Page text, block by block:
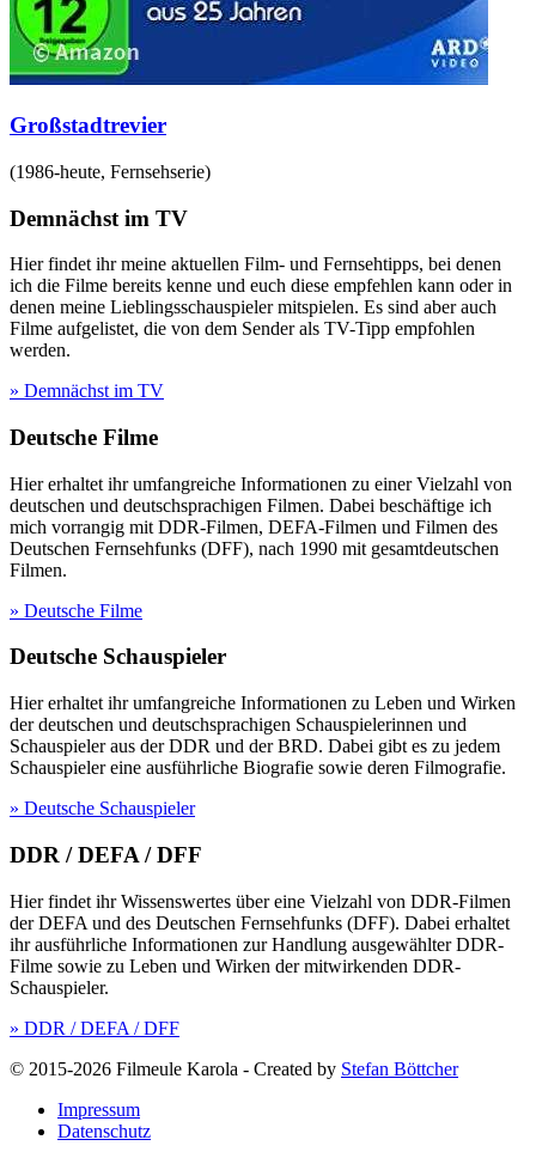
Großstadtrevier
(1986-heute, Fernsehserie)
Demnächst im TV
Hier findet ihr meine aktuellen Film- und Fernsehtipps, bei denen
ich die Filme bereits kenne und euch diese empfehlen kann oder in
denen meine Lieblingsschauspieler mitspielen. Es sind aber auch
Filme aufgelistet, die von dem Sender als TV-Tipp empfohlen
werden.
» Demnächst im TV
Deutsche Filme
Hier erhaltet ihr umfangreiche Informationen zu einer Vielzahl von
deutschen und deutschsprachigen Filmen. Dabei beschäftige ich
mich vorrangig mit DDR-Filmen, DEFA-Filmen und Filmen des
Deutschen Fernsehfunks (DFF), nach 1990 mit gesamtdeutschen
Filmen.
» Deutsche Filme
Deutsche Schauspieler
Hier erhaltet ihr umfangreiche Informationen zu Leben und Wirken
der deutschen und deutschsprachigen Schauspielerinnen und
Schauspieler aus der DDR und der BRD. Dabei gibt es zu jedem
Schauspieler eine ausführliche Biografie sowie deren Filmografie.
» Deutsche Schauspieler
DDR / DEFA / DFF
Hier findet ihr Wissenswertes über eine Vielzahl von DDR-Filmen
der DEFA und des Deutschen Fernsehfunks (DFF). Dabei erhaltet
ihr ausführliche Informationen zur Handlung ausgewählter DDR-
Filme sowie zu Leben und Wirken der mitwirkenden DDR-
Schauspieler.
» DDR / DEFA / DFF
© 2015-2026 Filmeule Karola - Created by Stefan Böttcher
Impressum
Datenschutz